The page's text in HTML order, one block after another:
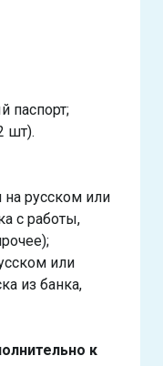
паспорт;
шт).
на русском или
с работы,
или
из банка,
к